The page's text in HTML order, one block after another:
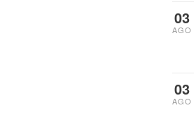
03
AGO
03
AGO